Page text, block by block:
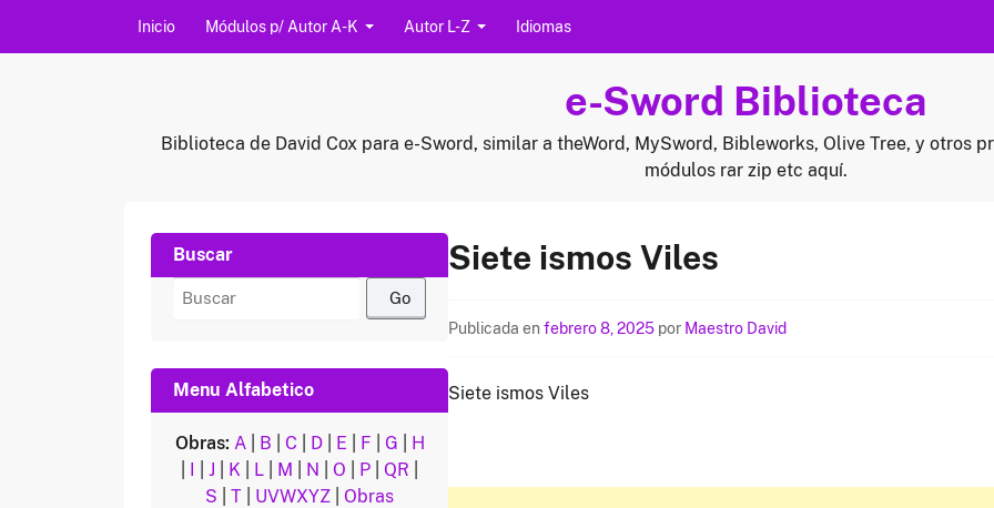
Inicio
Módulos p/ Autor A-K Autor L-Z Idiomas
e-Sword Biblioteca
Biblioteca de David Cox para e-Sword, similar a theWord, MySword, Bibleworks, Olive Tree, y otros
módulos rar zip etc aquí.
Siete ismos Viles
Publicada en febrero 8, 2025 por Maestro David
Siete ismos Viles
Buscar
Buscar
Menu Alfabetico
Obras: A| B C D| E F G
H
I J K L M N O P QR
S
T UVWXYZ
Obras